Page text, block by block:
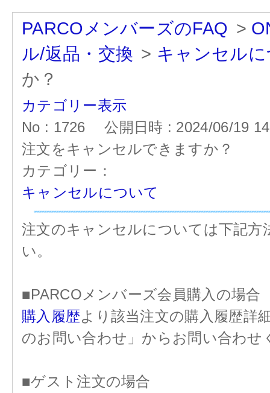
PARCOメンバーズのFAQ >
ル/返品・交換 > キャンセル
か？
カテゴリー表示
No : 1726
公開日時 : 2024/06/19
注文をキャンセルできますか？
カテゴリー：
キャンセルについて
注文のキャンセルについては下記
い。
■PARCOメンバーズ会員購入の場合
購入履歴より該当注文の購入履歴詳
のお問い合わせ」からお問い合わせ
■ゲスト注文の場合